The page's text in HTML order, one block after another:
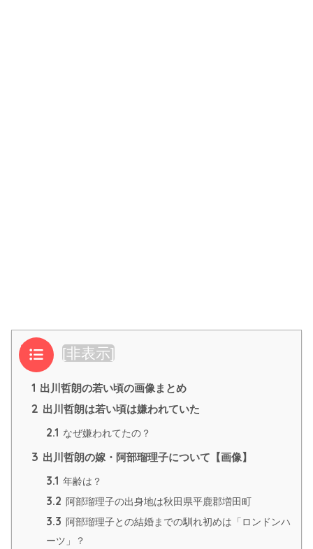
目次 [非表示]
1 出川哲朗の若い頃の画像まとめ
2 出川哲朗は若い頃は嫌われていた
2.1 なぜ嫌われてたの？
3 出川哲朗の嫁・阿部瑠理子について【画像】
3.1 年齢は？
3.2 阿部瑠理子の出身地は秋田県平鹿郡増田町
3.3 阿部瑠理子との結婚までの馴れ初めは「ロンドンハ
ーツ」？